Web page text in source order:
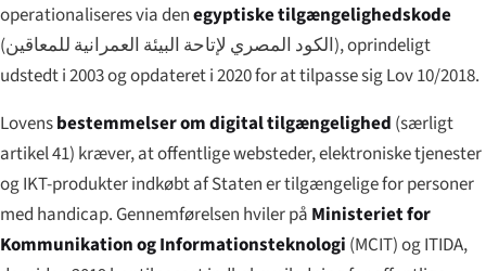
operationaliseres via denegyptiske tilgængelighedskode
(الكود المصري لإتاحة البيئة العمرانية للمعاقين), oprindeligt
udstedt i 2003 og opdateret i 2020 for at tilpasse sig Lov 10/2018.
Lovensbestemmelser om digital tilgængelighed (særligt
artikel 41) kræver, at offentlige websteder, elektroniske tjenester
og IKT-produkter indkøbt af Staten er tilgængelige for personer
med handicap. Gennemførelsen hviler på Ministeriet for
Kommunikation og Informationsteknologi (MCIT) og ITIDA,